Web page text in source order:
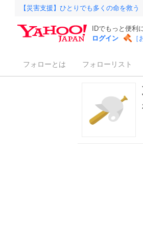
【災害支援】ひとりでも多くの命を救
IDでもっと便利
ログイン
フォローとは フォローリスト